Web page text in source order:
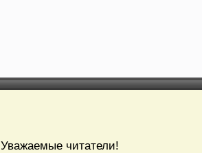
Уважаемые читатели!